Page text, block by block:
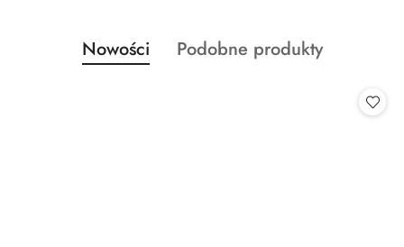
Pomiń karuzelę produktów
Produkty
o
Nowości
Produkty
Podobne produkty